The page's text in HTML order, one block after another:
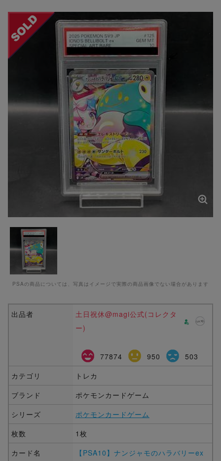
PSAの商品については、写真はイメージで実際の商品画像でない場合があります
出品者
土日祝休@magi公式(コレクタ
ー)
77874 950
503
カテゴリ
トレカ
ブランド
ポケモンカードゲーム
シリーズ
ポケモンカードゲーム
枚数
1枚
カード名
【PSA10】ナンジャモのハラバリーex